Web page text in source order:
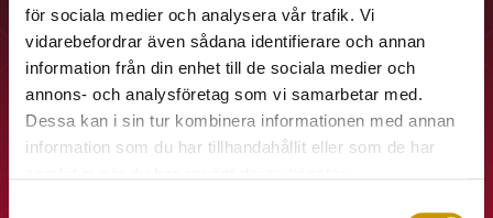
för sociala medier och analysera vår trafik. Vi
vidarebefordrar även sådana identifierare och annan
information från din enhet till de sociala medier och
annons- och analysföretag som vi samarbetar med.
Dessa kan i sin tur kombinera informationen med annan
information som du har tillhandahållit eller som de har